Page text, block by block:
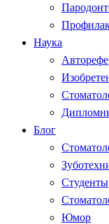
Наука
Блог
Студенты
Юмор